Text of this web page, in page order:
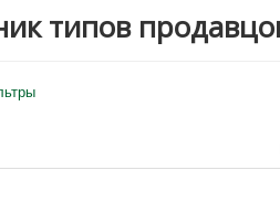
типов